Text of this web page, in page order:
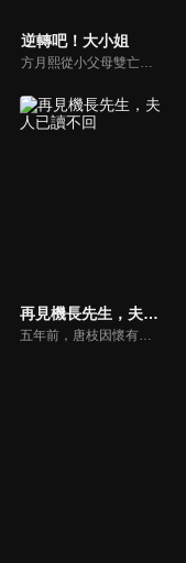
逆轉吧！大小姐
方月熙從小父母雙亡，和妹妹方雪在奶奶也是曼夏酒店集團的董事長唐瑛的照看下長大。掌管集團後，方月熙的性格越發囂張跋扈，對待包括妹妹方雪在內的一眾股東態度十分惡劣。乖巧懂事的方雪表面上看似對姐姐百般忍耐和理解，其實內心十分嫉妒方月熙，一心想取代方月熙，想要得到她擁有的一切。
再見機長先生，夫人已讀不回
五年前，唐枝因懷有裴延禮的孩子嫁入裴家，卻在這段婚姻裡受盡冷落。裴延禮心中只有初戀梁平霜，對唐枝與兒子小馳不聞不問。更殘酷的是，唐枝早已被確診胃癌晚期，醫生告知她僅剩一年生命，她最大的心願便是陪小馳過好最後一個五歲生日...